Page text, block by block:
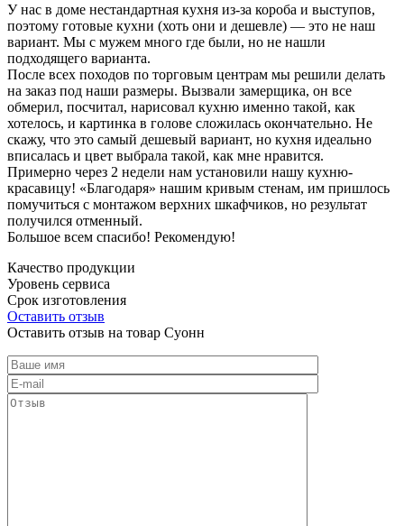
У нас в доме нестандартная кухня из-за короба и выступов,
поэтому готовые кухни (хоть они и дешевле) — это не наш
вариант. Мы с мужем много где были, но не нашли
подходящего варианта.
После всех походов по торговым центрам мы решили делать
на заказ под наши размеры. Вызвали замерщика, он все
обмерил, посчитал, нарисовал кухню именно такой, как
хотелось, и картинка в голове сложилась окончательно. Не
скажу, что это самый дешевый вариант, но кухня идеально
вписалась и цвет выбрала такой, как мне нравится.
Примерно через 2 недели нам установили нашу кухню-
красавицу! «Благодаря» нашим кривым стенам, им пришлось
помучиться с монтажом верхних шкафчиков, но результат
получился отменный.
Большое всем спасибо! Рекомендую!
Качество продукции
Уровень сервиса
Срок изготовления
Оставить отзыв
Оставить отзыв на товар Суонн